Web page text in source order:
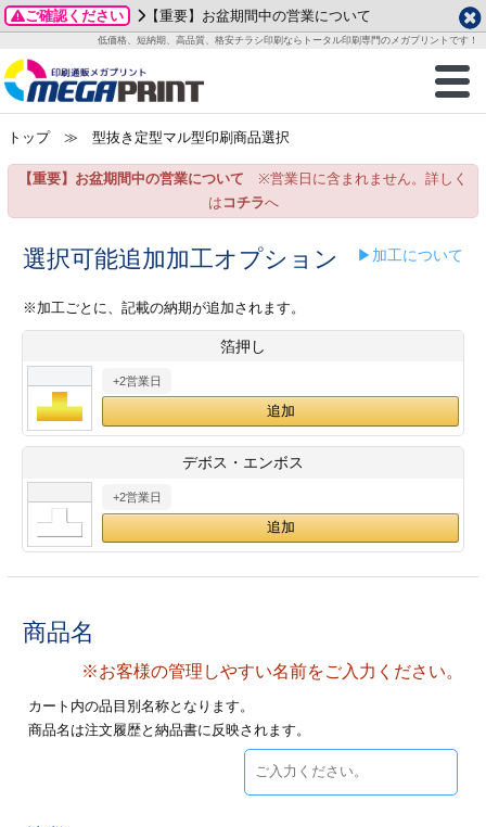
ご確認ください 【重要】お盆期間中の営業について
低価格、短納期、高品質、格安チラシ印刷ならトータル印刷専門のメガプリントです！
商品一覧
グッズ
ステッカー
ックカード印刷
業ツール印刷
＆盛り上げ印刷
ご利用ガイド
お客様へ
いて
方法
/送料について
刷
カード印刷
ックカード名刺
ムカード
型マル型印刷
ード印刷
印刷
データ作成ガイド
成前に
ガイド
加工指示ガイド
テンプレート
ード印刷
名刺印刷
ックカード
ード印刷
印刷
形マル型
印刷
名刺印刷
一覧
わせ
り
プル請求
2026年 8月
月
火 水 木 金
土
1
3
4 5 6 7
8
15
24
25 26 27
29
土
1
2 3
8 9 10 11
12
14
15 16 17 18
19
25
26
28
29 30
トップ≫ 型抜き定型マル型印刷商品選択
【重要】お盆期間中の営業について ※営業日に含まれません。詳しく
は コチラへ
選択可能追加加工オプション ▶加工について
※加工ごとに、記載の納期が追加されます。
箔押し
+2営業日
デボス・エンボス
+2営業日
商品名
※お客様の管理しやすい名前をご入力ください。
カート内の品目別名称となります。
商品名は注文履歴と納品書に反映されます。